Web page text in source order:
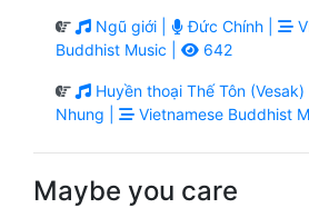
Ngũ giới | Đức Chính |
Buddhist Music |
642
Huyền thoại Thế Tôn (Vesak) |
Nhung |
Vietnamese Buddhist
Maybe you care